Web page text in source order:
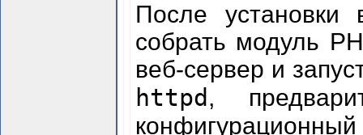
После
собрать модуль
веб-сервер и
httpd ,